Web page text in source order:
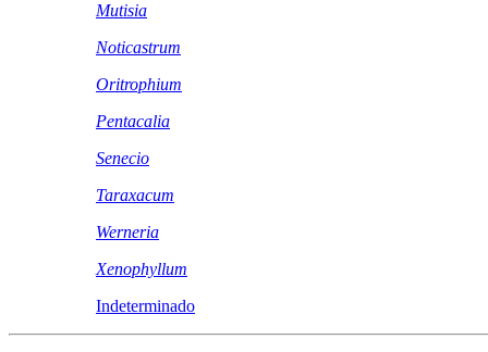
Mutisia
Noticastrum
Oritrophium
Pentacalia
Senecio
Taraxacum
Werneria
Xenophyllum
Indeterminado